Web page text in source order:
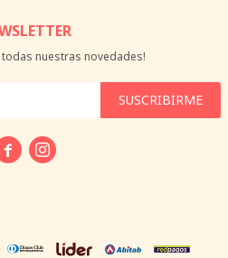
todas nuestras novedades!
SUSCRIBIRME
 